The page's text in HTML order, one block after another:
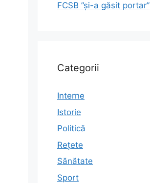
FCSB ”și-a găsit portar”
Categorii
Interne
Istorie
Politică
Rețete
Sănătate
Sport